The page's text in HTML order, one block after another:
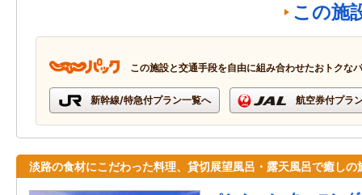
この施
この施設と交通手段を自由に組み合わせたおトクな
新幹線/特急付プラン一覧へ 航空券付プラ
淡路の食材にこだわった料理、貸切展望風呂・露天風呂で癒しの